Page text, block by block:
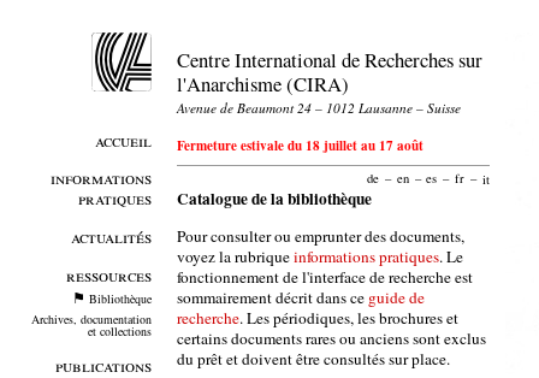
accueil
informations
pratiques
actualités
ressources
Bibliothèque
Archives, documentation
et collections
publications
Centre International de Recherches sur
l'Anarchisme (CIRA)
Avenue de Beaumont 24 – 1012 Lausanne – Suisse
Fermeture estivale du 18 juillet au 17 août
de – en – es – fr – it
Catalogue de la bibliothèque
Pour consulter ou emprunter des documents,
voyez la rubriqueinformations pratiques. Le
fonctionnement de l'interface de recherche est
sommairement décrit dans ce guide de
recherche. Les périodiques, les brochures et
certains documents rares ou anciens sont exclus
du prêt et doivent être consultés sur place.